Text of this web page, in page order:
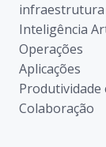
infraestrutura
Inteligência
Operações
Aplicações
Produtividade
Colaboração